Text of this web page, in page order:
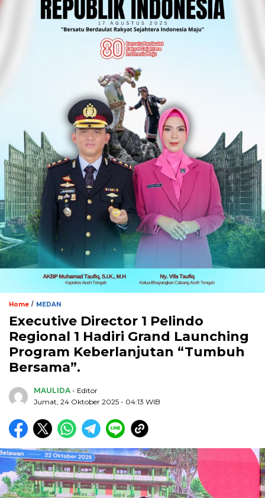
Home / MEDAN
Executive Director 1 Pelindo
Regional 1 Hadiri Grand Launching
Program Keberlanjutan “Tumbuh
Bersama”.
MAULIDA - Editor
Jumat, 24 Oktober 2025 - 04:13 WIB